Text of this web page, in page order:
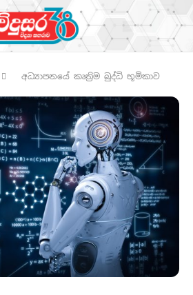
අධ්‍යාපනයේ කෘත්‍රිම බුද්ධි භූමිකාව